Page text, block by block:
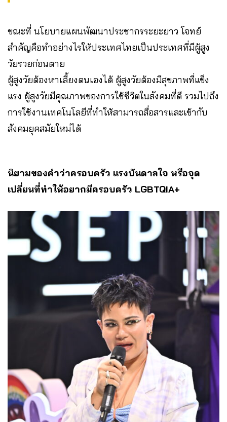
ขณะที่ นโยบายแผนพัฒนาประชากรระยะยาว โจทย์
สำคัญคือทำอย่างไรให้ประเทศไทยเป็นประเทศที่มีผู้สูง
วัยรวยก่อนตาย
ผู้สูงวัยต้องหาเลี้ยงตนเองได้ ผู้สูงวัยต้องมีสุขภาพที่แข็ง
แรง ผู้สูงวัยมีคุณภาพของการใช้ชีวิตในสังคมที่ดี รวมไปถึง
การใช้งานเทคโนโลยีที่ทำให้สามารถสื่อสารและเข้ากับ
สังคมยุคสมัยใหม่ได้
นิยามของคำว่าครอบครัว แรงบันดาลใจ หรือจุด
เปลี่ยนที่ทำให้อยากมีครอบครัว LGBTQIA+